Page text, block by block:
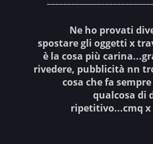
Ne ho provati
spostare gli oggetti x
è la cosa più
rivedere, pubblicità nn
cosa che fa
qualcosa di
ripetitivo...cmq x